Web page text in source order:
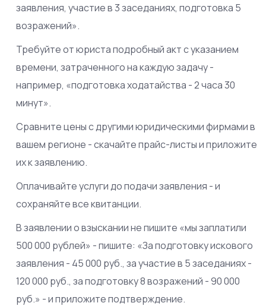
заявления, участие в 3 заседаниях, подготовка 5
возражений».
Требуйте от юриста подробный акт с указанием
времени, затраченного на каждую задачу -
например, «подготовка ходатайства - 2 часа 30
минут».
Сравните цены с другими юридическими фирмами в
вашем регионе - скачайте прайс-листы и приложите
их к заявлению.
Оплачивайте услуги до подачи заявления - и
сохраняйте все квитанции.
В заявлении о взыскании не пишите «мы заплатили
500 000 рублей» - пишите: «За подготовку искового
заявления - 45 000 руб., за участие в 5 заседаниях -
120 000 руб., за подготовку 8 возражений - 90 000
руб.» - и приложите подтверждение.